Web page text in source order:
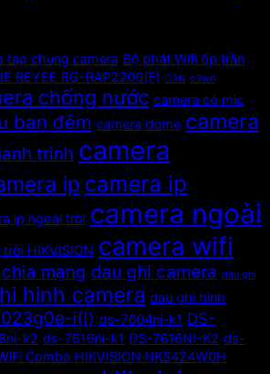
tap chung camera Bộ phát Wifi ốp trần
REYEE RG-RAP2200(F) C3N c3wn
chống nước camera có mic
ban đêm camera dome camera
trinh camera
ip camera ip
ip ngoài trời camera ngoài
HIKVISION camera wifi
chia mạng dau ghi camera dau ghi
hinh camera dau ghi hinh
i(l) ds-7604ni-k1 DS-
k2 ds-7616ni-k1 DS-7616NI-K2 ds-
Combo HIKVISION NKS424W0H